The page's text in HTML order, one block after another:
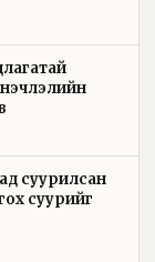
суурилсан
суурийг